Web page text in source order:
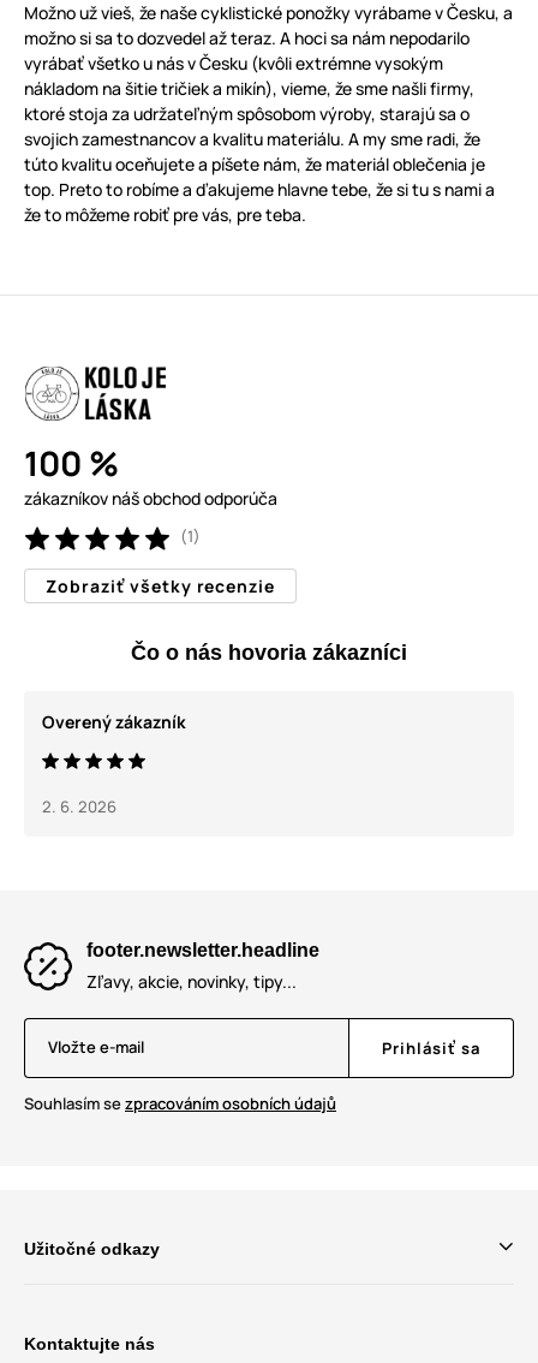
Možno už vieš, že naše cyklistické ponožky vyrábame v Česku, a
možno si sa to dozvedel až teraz. A hoci sa nám nepodarilo
vyrábať všetko u nás v Česku (kvôli extrémne vysokým
nákladom na šitie tričiek a mikín), vieme, že sme našli firmy,
ktoré stoja za udržateľným spôsobom výroby, starajú sa o
svojich zamestnancov a kvalitu materiálu. A my sme radi, že
túto kvalitu oceňujete a píšete nám, že materiál oblečenia je
top. Preto to robíme a ďakujeme hlavne tebe, že si tu s nami a
že to môžeme robiť pre vás, pre teba.
100 %
zákazníkov náš obchod odporúča
(1)
Zobraziť všetky recenzie
Čo o nás hovoria zákazníci
Overený zákazník
2. 6. 2026
footer.newsletter.headline
Zľavy, akcie, novinky, tipy...
Vložte e-mail Prihlásiť sa
Souhlasím sezpracováním osobních údajů
Užitočné odkazy
Kontaktujte nás